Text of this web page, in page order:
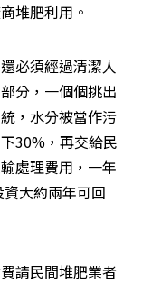
堆肥利用。
必須經過清潔人
分，一個個挑出
，水分被當作污
30%，再交給民
處理費用，一年
大約兩年可回
請民間堆肥業者